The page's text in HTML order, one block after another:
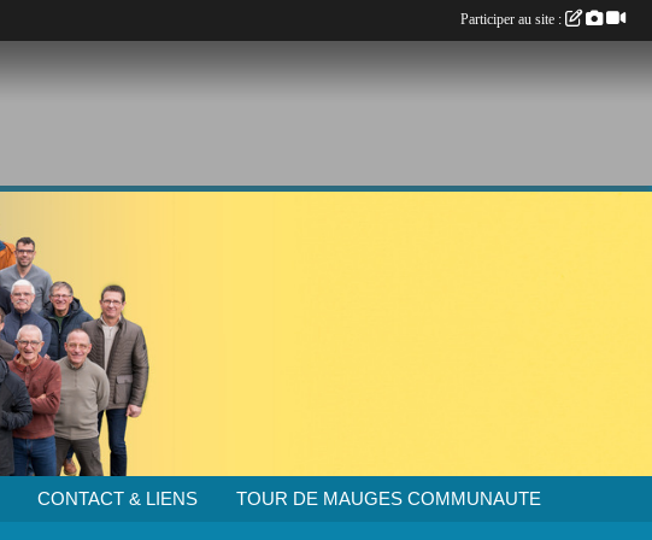
CONTACT & LIENS TOUR DE MAUGES COMMUNAUTE
Participer au site :